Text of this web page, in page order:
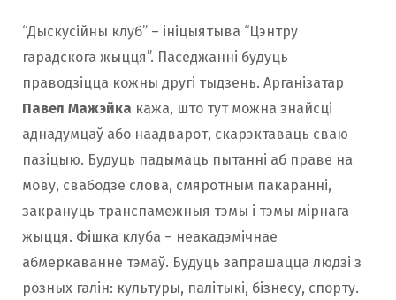
“Дыскусійны клуб” – ініцыятыва “Цэнтру
гарадскога жыцця”. Паседжанні будуць
праводзіцца кожны другі тыдзень. Арганізатар
Павел Мажэйка кажа, што тут можна знайсці
аднадумцаў або наадварот, скарэктаваць сваю
пазіцыю. Будуць падымаць пытанні аб праве на
мову, свабодзе слова, смяротным пакаранні,
закрануць транспамежныя тэмы і тэмы мірнага
жыцця. Фішка клуба – неакадэмічнае
абмеркаванне тэмаў. Будуць запрашацца людзі з
розных галін: культуры, палітыкі, бізнесу, спорту.